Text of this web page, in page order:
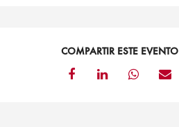
COMPARTIR ESTE EVENTO